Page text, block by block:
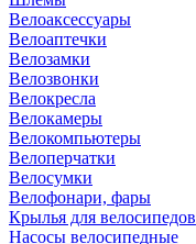
Велоаксессуары
Велоаптечки
Велозамки
Велозвонки
Велокресла
Велокамеры
Велокомпьютеры
Велоперчатки
Велосумки
Велофонари, фары
Крылья для велосипедов
Насосы велосипедные